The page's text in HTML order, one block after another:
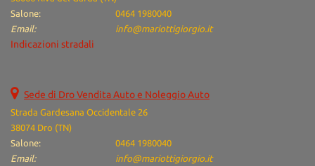
Salone:
0464 1980040
Email:
info@mariottigiorgio.it
Indicazioni stradali
Sede di Dro Vendita Auto e Noleggio Auto
Strada Gardesana Occidentale 26
38074 Dro (TN)
Salone:
0464 1980040
Email:
info@mariottigiorgio.it